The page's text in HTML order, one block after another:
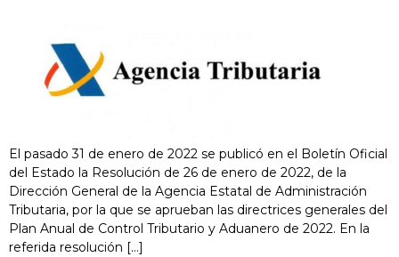
El pasado 31 de enero de 2022 se publicó en el Boletín Oficial
del Estado la Resolución de 26 de enero de 2022, de la
Dirección General de la Agencia Estatal de Administración
Tributaria, por la que se aprueban las directrices generales del
Plan Anual de Control Tributario y Aduanero de 2022. En la
referida resolución […]